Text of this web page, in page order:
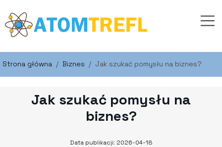
Strona główna / Biznes / Jak szukać pomysłu na biznes?
Jak szukać pomysłu na
biznes?
Data publikacji: 2026-04-18